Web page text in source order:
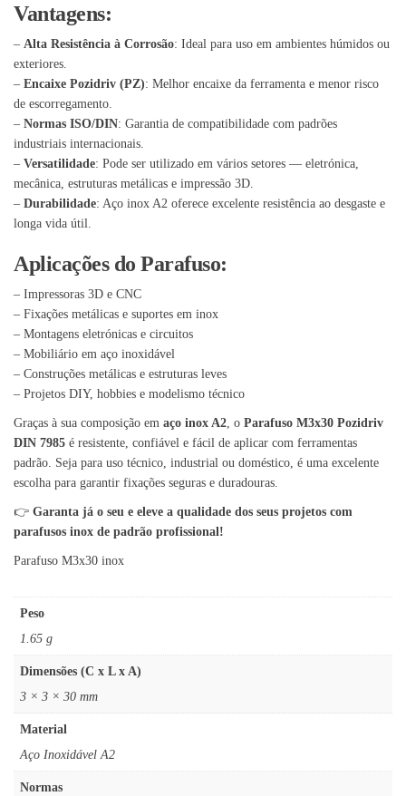
Vantagens:
– Alta Resistência à Corrosão: Ideal para uso em ambientes húmidos ou
exteriores.
– Encaixe Pozidriv (PZ): Melhor encaixe da ferramenta e menor risco
de escorregamento.
– Normas ISO/DIN: Garantia de compatibilidade com padrões
industriais internacionais.
– Versatilidade: Pode ser utilizado em vários setores — eletrónica,
mecânica, estruturas metálicas e impressão 3D.
– Durabilidade: Aço inox A2 oferece excelente resistência ao desgaste e
longa vida útil.
Aplicações do Parafuso:
– Impressoras 3D e CNC
– Fixações metálicas e suportes em inox
– Montagens eletrónicas e circuitos
– Mobiliário em aço inoxidável
– Construções metálicas e estruturas leves
– Projetos DIY, hobbies e modelismo técnico
Graças à sua composição em aço inox A2, o Parafuso M3x30 Pozidriv
DIN 7985 é resistente, confiável e fácil de aplicar com ferramentas
padrão. Seja para uso técnico, industrial ou doméstico, é uma excelente
escolha para garantir fixações seguras e duradouras.
👉 Garanta já o seu e eleve a qualidade dos seus projetos com
parafusos inox de padrão profissional!
Parafuso M3x30 inox
Peso
1.65 g
Dimensões (C x L x A)
3 × 3 × 30 mm
Material
Aço Inoxidável A2
Normas